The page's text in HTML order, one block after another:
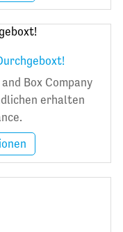
Box Company
erhalten